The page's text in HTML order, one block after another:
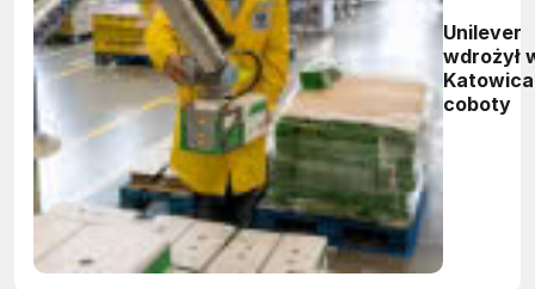
Unilever
wdrożył
coboty